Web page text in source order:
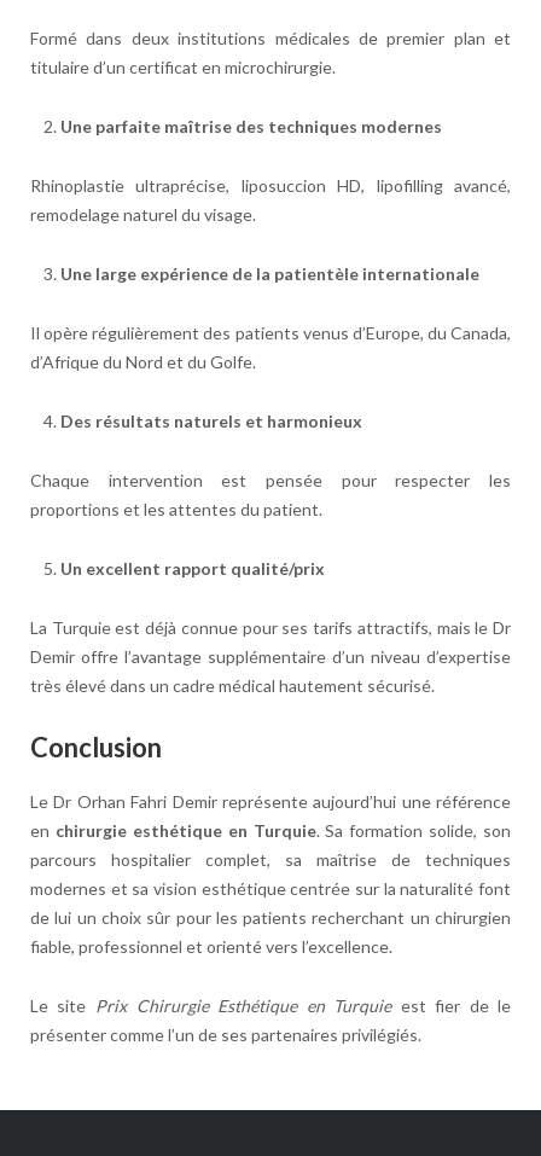
Formé dans deux institutions médicales de premier plan et
titulaire d’un certificat en microchirurgie.
Une parfaite maîtrise des techniques modernes
Rhinoplastie ultraprécise, liposuccion HD, lipofilling avancé,
remodelage naturel du visage.
Une large expérience de la patientèle internationale
Il opère régulièrement des patients venus d’Europe, du Canada,
d’Afrique du Nord et du Golfe.
Des résultats naturels et harmonieux
Chaque intervention est pensée pour respecter les
proportions et les attentes du patient.
Un excellent rapport qualité/prix
La Turquie est déjà connue pour ses tarifs attractifs, mais le Dr
Demir offre l’avantage supplémentaire d’un niveau d’expertise
très élevé dans un cadre médical hautement sécurisé.
Conclusion
Le Dr Orhan Fahri Demir représente aujourd’hui une référence
en chirurgie esthétique en Turquie. Sa formation solide, son
parcours hospitalier complet, sa maîtrise de techniques
modernes et sa vision esthétique centrée sur la naturalité font
de lui un choix sûr pour les patients recherchant un chirurgien
fiable, professionnel et orienté vers l’excellence.
Le site Prix Chirurgie Esthétique en Turquieest fier de le
présenter comme l’un de ses partenaires privilégiés.